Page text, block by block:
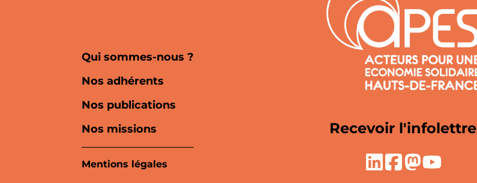
Qui sommes-nous ?
Nos adhérents
Nos publications
Nos missions
Mentions légales
Recevoir l'infolettre